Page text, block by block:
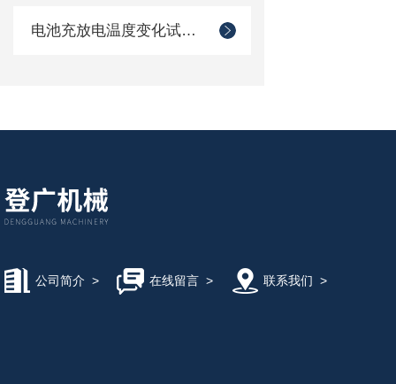
电池充放电温度变化试验箱
公司简介 > 在线留言> 联系我们 >